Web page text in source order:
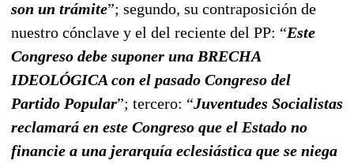
son un trámite”; segundo, su contraposición de
nuestro cónclave y el del reciente del PP: “Este
Congreso debe suponer una BRECHA
IDEOLÓGICA con el pasado Congreso del
Partido Popular”; tercero: “Juventudes Socialistas
reclamará en este Congreso que el Estado no
financie a una jerarquía eclesiástica que se niega